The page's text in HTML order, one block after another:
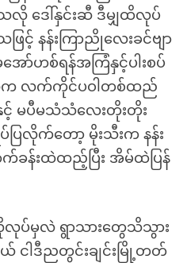
ဒေါ်နှင်းဆီ ဒီမျှထိလုပ်
နန်းကြာညိုလေးခင်ဗျာ
ော်ဟစ်ရန်အကြံနှင့်ပါးစပ်
က လက်ကိုင်ပဝါတစ်ထည်
င့် မပီမသံသံလေးတိုးတိုး
ြလိုက်တော့ မိုးသီးက နန်း
က်ခန်းထဲထည့်ပြီး အိမ်ထဲပြန်
မှလဲ ရွာသားတွေသိသွား
ငါဒီညတွင်းချင်းမြို့တတ်